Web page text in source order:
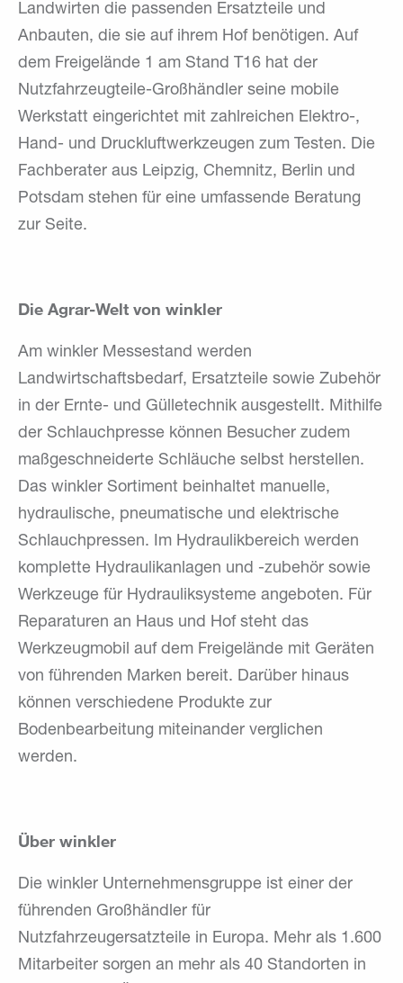
Landwirten die passenden Ersatzteile und
Anbauten, die sie auf ihrem Hof benötigen. Auf
dem Freigelände 1 am Stand T16 hat der
Nutzfahrzeugteile-Großhändler seine mobile
Werkstatt eingerichtet mit zahlreichen Elektro-,
Hand- und Druckluftwerkzeugen zum Testen. Die
Fachberater aus Leipzig, Chemnitz, Berlin und
Potsdam stehen für eine umfassende Beratung
zur Seite.
Die Agrar-Welt von winkler
Am winkler Messestand werden
Landwirtschaftsbedarf, Ersatzteile sowie Zubehör
in der Ernte- und Gülletechnik ausgestellt. Mithilfe
der Schlauchpresse können Besucher zudem
maßgeschneiderte Schläuche selbst herstellen.
Das winkler Sortiment beinhaltet manuelle,
hydraulische, pneumatische und elektrische
Schlauchpressen. Im Hydraulikbereich werden
komplette Hydraulikanlagen und -zubehör sowie
Werkzeuge für Hydrauliksysteme angeboten. Für
Reparaturen an Haus und Hof steht das
Werkzeugmobil auf dem Freigelände mit Geräten
von führenden Marken bereit. Darüber hinaus
können verschiedene Produkte zur
Bodenbearbeitung miteinander verglichen
werden.
Über winkler
Die winkler Unternehmensgruppe ist einer der
führenden Großhändler für
Nutzfahrzeugersatzteile in Europa. Mehr als 1.600
Mitarbeiter sorgen an mehr als 40 Standorten in